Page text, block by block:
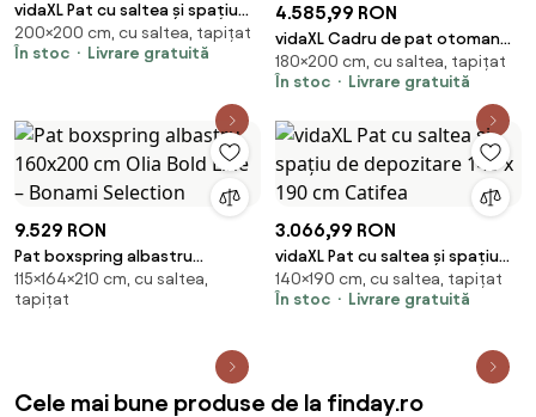
vidaXL Pat cu saltea și spațiu
de depozitare albastru 200 x
200 cm
200×200 cm, cu saltea, tapițat
În stoc
Livrare gratuită
4.585,99 RON
vidaXL Cadru de pat otoman
cu saltele, țesătură albastră
180x200cm
180×200 cm, cu saltea, tapițat
În stoc
Livrare gratuită
9.529 RON
Pat boxspring albastru
160x200 cm Olia Bold Line –
Bonami Selection
115×164×210 cm, cu saltea,
tapițat
3.066,99 RON
vidaXL Pat cu saltea și spațiu
de depozitare 140 x 190 cm
Catifea
140×190 cm, cu saltea, tapițat
În stoc
Livrare gratuită
Cele mai bune produse de la finday.ro